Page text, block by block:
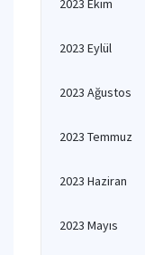
2023 Ekim
2023 Eylül
2023 Ağustos
2023 Temmuz
2023 Haziran
2023 Mayıs